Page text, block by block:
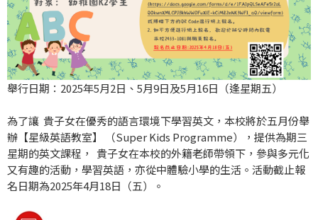
舉行日期：2025年5月2日、5月9日及5月16日（逢星期五）
為了讓 貴子女在優秀的語言環境下學習英文，本校將於五月份舉
辦【星級英語教室】 （Super Kids Programme），提供為期三
星期的英文課程， 貴子女在本校的外籍老師帶領下，參與多元化
又有趣的活動，學習英語，亦從中體驗小學的生活。活動截止報
名日期為2025年4月18日（五）。